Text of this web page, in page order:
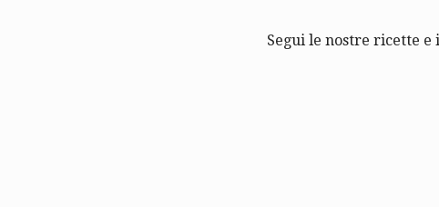
Segui le nostre ricette